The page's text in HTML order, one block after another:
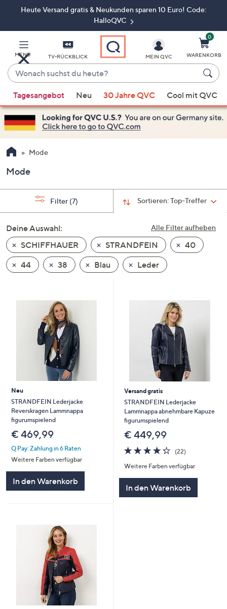
ZumHeute Versand gratis & Neukunden sparen 10 Euro! Code:
HalloQVC
MENÜ TV-RÜCKBLICK
Wonach
suchst
du
heute?
Vorschläge
verfügbar
sind,
verwenden
Sie
Pfeiltasten
nach
und
nach
unten
oder
wischen
Sie
diese
anzuzeigen.
MEIN QVC
0
WARENKORB
Tagesangebot Neu 30 Jahre QVC Cool mit QVC
Mode
Mode
Sortieren:Top-Treffer
Filter (7)
Alle Filter aufheben
Deine Auswahl:
SCHIFFHAUER
STRANDFEIN
40
44
38 Blau Leder
Neu
STRANDFEIN Lederjacke
Reverskragen Lammnappa
figurumspielend
€ 469,99
Q Pay: Zahlung in 6 Raten
Weitere Farben verfügbar
In den Warenkorb
Versand gratis
STRANDFEIN Lederjacke
Lammnappa abnehmbare Kapuze
figurumspielend
€ 449,99
4.2
von
5
(22)22
Weitere Farben verfügbar
In den Warenkorb